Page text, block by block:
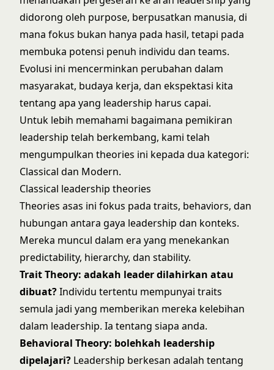
didorong oleh purpose, berpusatkan manusia, di
mana fokus bukan hanya pada hasil, tetapi pada
membuka potensi penuh individu dan teams.
Evolusi ini mencerminkan perubahan dalam
masyarakat, budaya kerja, dan ekspektasi kita
tentang apa yang leadership harus capai.
Untuk lebih memahami bagaimana pemikiran
leadership telah berkembang, kami telah
mengumpulkan theories ini kepada dua kategori:
Classical dan Modern.
Classical leadership theories
Theories asas ini fokus pada traits, behaviors, dan
hubungan antara gaya leadership dan konteks.
Mereka muncul dalam era yang menekankan
predictability, hierarchy, dan stability.
Trait Theory: adakah leader dilahirkan atau
dibuat?Individu tertentu mempunyai traits
semula jadi yang memberikan mereka kelebihan
dalam leadership. Ia tentang siapa anda.
Behavioral Theory: bolehkah leadership
dipelajari? Leadership berkesan adalah tentang